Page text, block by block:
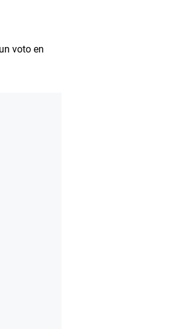
voto en